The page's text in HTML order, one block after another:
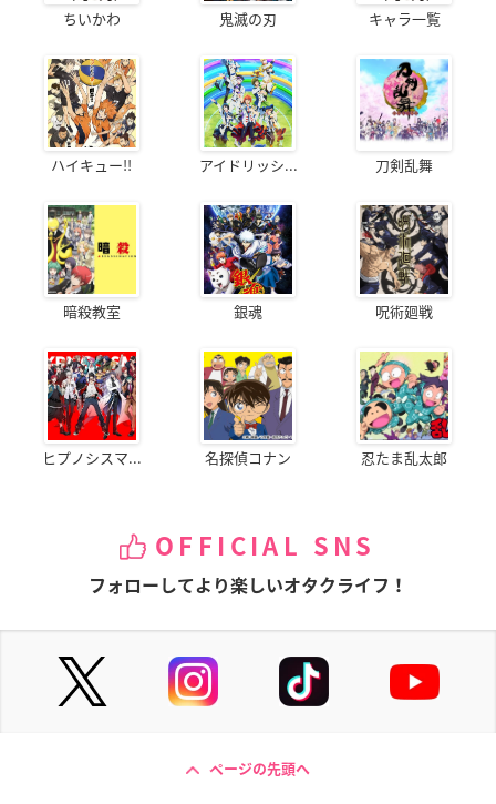
ちいかわ 鬼滅の刃 キャラ一覧
ハイキュー!! アイドリッシ... 刀剣乱舞
暗殺教室 銀魂 呪術廻戦
ヒプノシスマ... 名探偵コナン 忍たま乱太郎
OFFICIAL SNS
フォローしてより楽しいオタクライフ！
ページの先頭へ